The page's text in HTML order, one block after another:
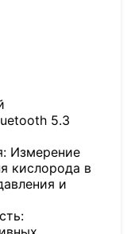
5.3
Измерение
кислорода в
и